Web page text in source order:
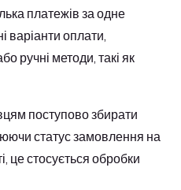
платежів за одне
варіанти оплати,
ручні методи, такі як
поступово збирати
статус замовлення на
це стосується обробки